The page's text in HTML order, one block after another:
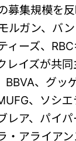
募集規模を
ルガン、バ
ィーズ、
レイズが共
BBVA、グッ
、ソシエ
レア、パイパ
・アライア